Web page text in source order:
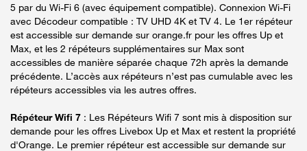
5 par du Wi-Fi 6 (avec équipement compatible). Connexion Wi-Fi
avec Décodeur compatible : TV UHD 4K et TV 4. Le 1er répéteur
est accessible sur demande sur orange.fr pour les offres Up et
Max, et les 2 répéteurs supplémentaires sur Max sont
accessibles de manière séparée chaque 72h après la demande
précédente. L’accès aux répéteurs n’est pas cumulable avec les
répéteurs accessibles via les autres offres.
Répéteur Wifi 7 : Les Répéteurs Wifi 7 sont mis à disposition sur
demande pour les offres Livebox Up et Max et restent la propriété
d'Orange. Le premier répéteur est accessible sur demande sur